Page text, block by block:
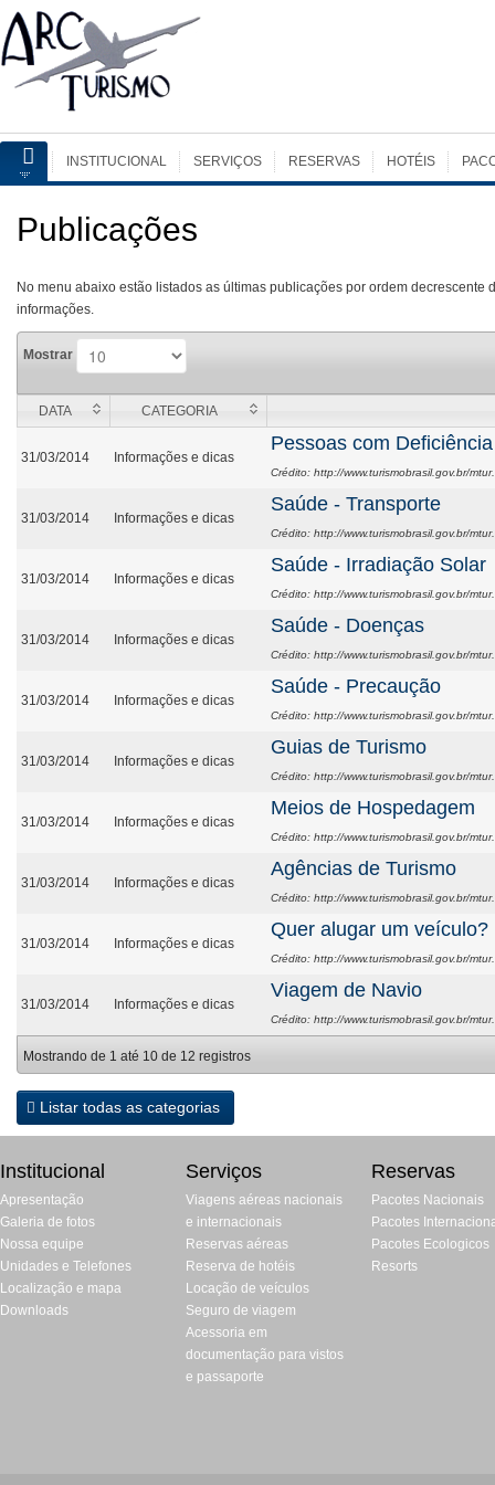
INSTITUCIONAL SERVIÇOS RESERVAS HOTÉIS
Publicações
No menu abaixo estão listados as últimas publicações por ordem
informações.
Mostrar
DATA CATEGORIA
31/03/2014 Informações e dicas
Pessoas com Deficiência
Crédito: http://www.turismobrasil.gov.br/
31/03/2014 Informações e dicas
Saúde - Transporte
Crédito: http://www.turismobrasil.gov.br/
31/03/2014 Informações e dicas
Saúde - Irradiação Solar
Crédito: http://www.turismobrasil.gov.br/
31/03/2014 Informações e dicas
Saúde - Doenças
Crédito: http://www.turismobrasil.gov.br/
31/03/2014 Informações e dicas
Saúde - Precaução
Crédito: http://www.turismobrasil.gov.br/
31/03/2014 Informações e dicas
Guias de Turismo
Crédito: http://www.turismobrasil.gov.br/
31/03/2014 Informações e dicas
Meios de Hospedagem
Crédito: http://www.turismobrasil.gov.br/
31/03/2014 Informações e dicas
Agências de Turismo
Crédito: http://www.turismobrasil.gov.br/
31/03/2014 Informações e dicas
Quer alugar um veículo?
Crédito: http://www.turismobrasil.gov.br/
31/03/2014 Informações e dicas
Viagem de Navio
Crédito: http://www.turismobrasil.gov.br/
Mostrando de 1 até 10 de 12 registros
Listar todas as categorias
Institucional
Apresentação
Galeria de fotos
Nossa equipe
Unidades e Telefones
Localização e mapa
Downloads
Serviços
Viagens aéreas nacionais
e internacionais
Reservas aéreas
Reserva de hotéis
Locação de veículos
Seguro de viagem
Acessoria em
documentação para vistos
e passaporte
Reservas
Pacotes Nacionais
Pacotes
Pacotes Ecologicos
Resorts